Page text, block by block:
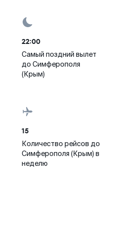
22:00
Самый поздний вылет
до Симферополя
(Крым)
15
Количество рейсов до
Симферополя (Крым) в
неделю